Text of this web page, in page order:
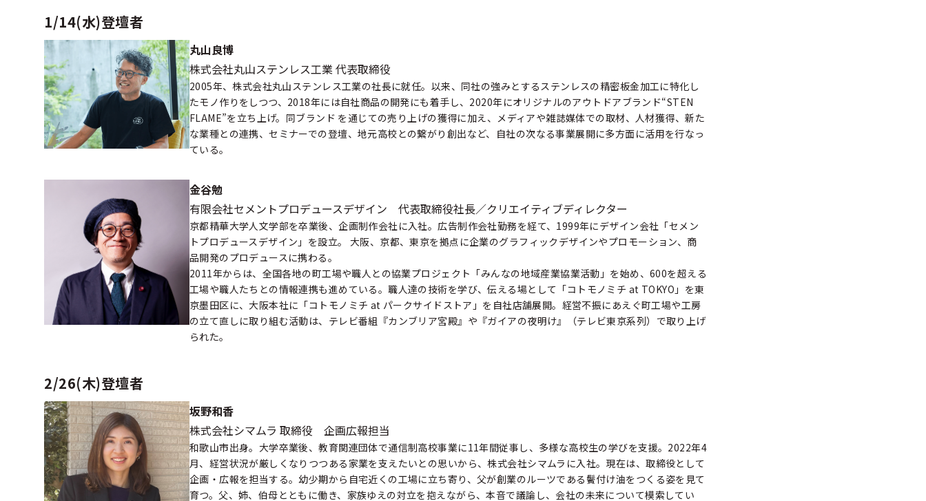
1/14(水)登壇者
丸山良博
株式会社丸山ステンレス工業 代表取締役
2005年、株式会社丸山ステンレス工業の社長に就任。以来、同社の強みとするステンレスの精密板金加工に特化し
たモノ作りをしつつ、2018年には自社商品の開発にも着手し、2020年にオリジナルのアウトドアブランド“STEN
FLAME”を立ち上げ。同ブランド を通じての売り上げの獲得に加え、メディアや雑誌媒体での取材、人材獲得、新た
な業種との連携、セミナーでの登壇、地元高校との繋がり創出など、自社の次なる事業展開に多方面に活用を行なっ
ている。
金谷勉
有限会社セメントプロデュースデザイン 代表取締役社長／クリエイティブディレクター
京都精華大学人文学部を卒業後、企画制作会社に入社。広告制作会社勤務を経て、1999年にデザイン会社「セメン
トプロデュースデザイン」を設立。 大阪、京都、東京を拠点に企業のグラフィックデザインやプロモーション、商
品開発のプロデュースに携わる。
2011年からは、全国各地の町工場や職人との協業プロジェクト「みんなの地域産業協業活動」を始め、600を超える
工場や職人たちとの情報連携も進めている。職人達の技術を学び、伝える場として「コトモノミチ at TOKYO」を東
京墨田区に、大阪本社に「コトモノミチ at パークサイドストア」を自社店舗展開。経営不振にあえぐ町工場や工房
の立て直しに取り組む活動は、テレビ番組『カンブリア宮殿』や『ガイアの夜明け』（テレビ東京系列）で取り上げ
られた。
2/26(木)登壇者
坂野和香
株式会社シマムラ 取締役 企画広報担当
和歌山市出身。大学卒業後、教育関連団体で通信制高校事業に11年間従事し、多様な高校生の学びを支援。2022年4
月、経営状況が厳しくなりつつある家業を支えたいとの思いから、株式会社シマムラに入社。現在は、取締役として
企画・広報を担当する。幼少期から自宅近くの工場に立ち寄り、父が創業のルーツである鬢付け油をつくる姿を見て
育つ。父、姉、伯母とともに働き、家族ゆえの対立を抱えながら、本音で議論し、会社の未来について模索してい